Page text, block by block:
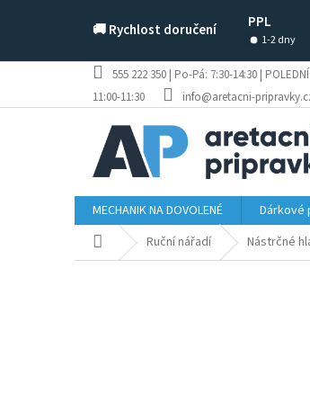
🚚 Rychlost doručení PPL
1-2 dny
555 222 350 | Po-Pá: 7:30-14:30 |
11:00-11:30
info@aretacni-
MECHANIK NA DOVOLENÉ Dárkové
Domů Ruční nářadí Nástrčné